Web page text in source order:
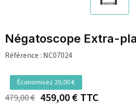
Négatoscope Extra-
Référence : NC07024
Économisez 20,00 €
479,00 € 459,00 €TTC